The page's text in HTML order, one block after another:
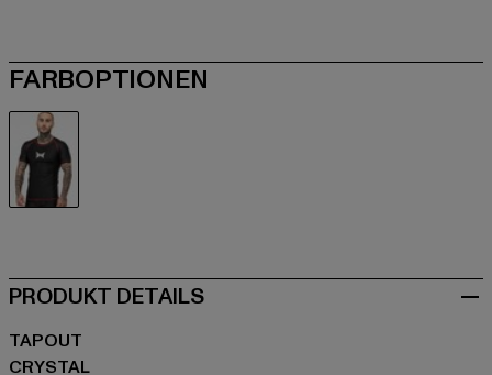
FARBOPTIONEN
PRODUKT DETAILS
TAPOUT
CRYSTAL